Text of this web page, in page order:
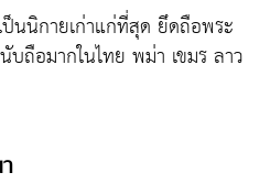
นนิกายเก่าแก่ที่สุด ยึดถือพระ
บถือมากในไทย พม่า เขมร ลาว